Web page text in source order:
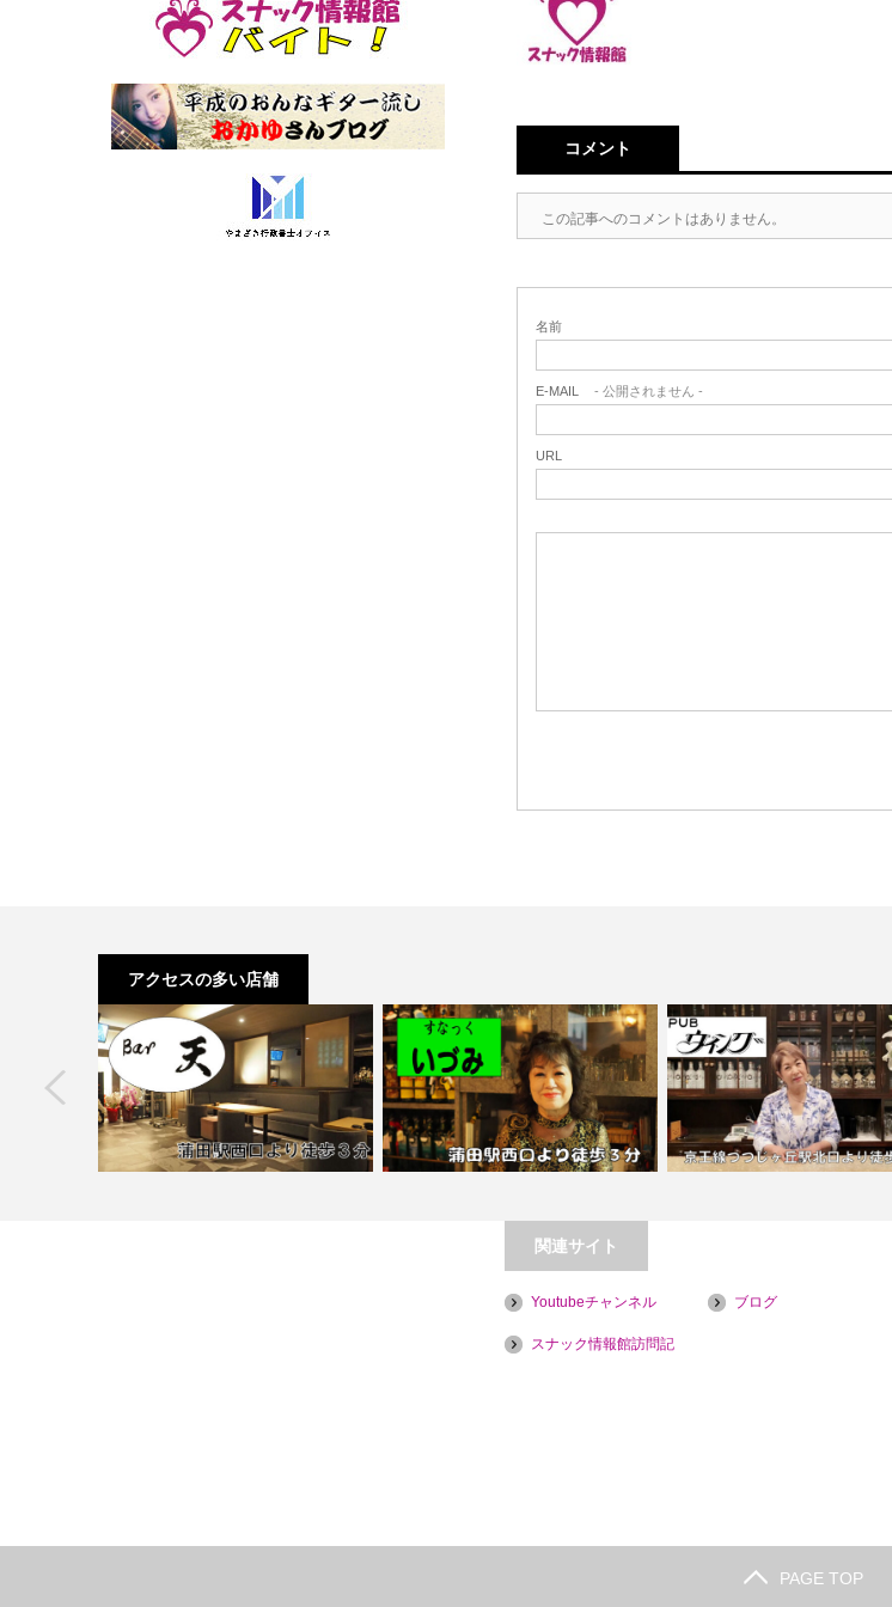
コメント
この記事へのコメントはありません。
名前
E-MAIL - 公開されません -
URL
アクセスの多い店舗
【蒲田】すなっくいづみ 【つつじヶ丘】PUBウィング
関連サイト
Youtubeチャンネル ブログ
スナック情報館訪問記
PAGE TOP